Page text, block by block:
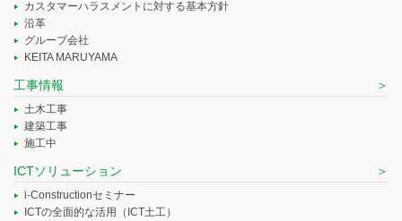
カスタマーハラスメントに対する基本方針
沿革
グループ会社
KEITA MARUYAMA
工事情報
土木工事
建築工事
施工中
ICTソリューション
i-Constructionセミナー
ICTの全面的な活用（ICT土工）